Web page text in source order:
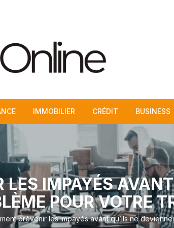
IMMOBILIER CRÉDIT BUSINESS
IMPAYÉS
POUR VOTRE
prévenir les impayés avant qu’ils ne